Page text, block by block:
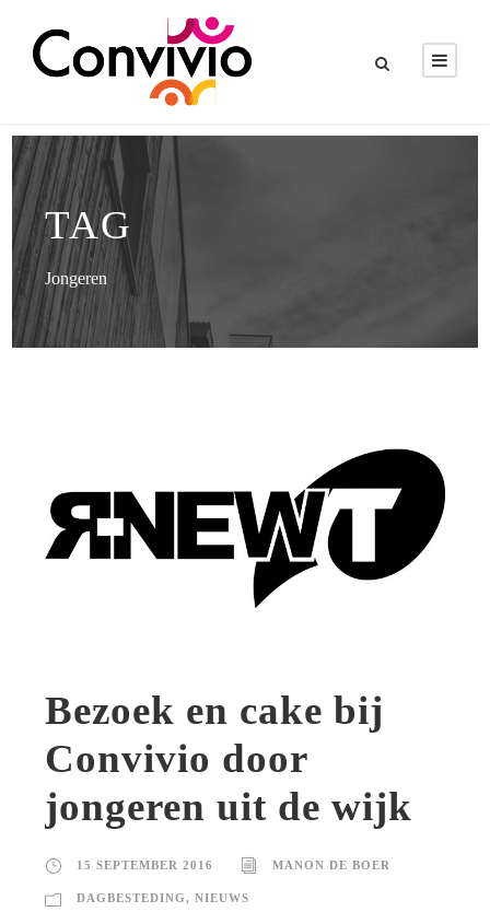
TAG
Jongeren
Bezoek en cake bij
Convivio door
jongeren uit de wijk
15 SEPTEMBER 2016 MANON DE BOER
DAGBESTEDING, NIEUWS